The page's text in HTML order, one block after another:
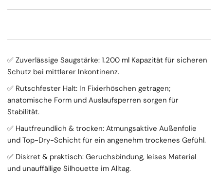
✅ Zuverlässige Saugstärke: 1.200 ml Kapazität für sicheren
Schutz bei mittlerer Inkontinenz.
✅ Rutschfester Halt: In Fixierhöschen getragen;
anatomische Form und Auslaufsperren sorgen für
Stabilität.
✅ Hautfreundlich & trocken: Atmungsaktive Außenfolie
und Top-Dry-Schicht für ein angenehm trockenes Gefühl.
✅ Diskret & praktisch: Geruchsbindung, leises Material
und unauffällige Silhouette im Alltag.